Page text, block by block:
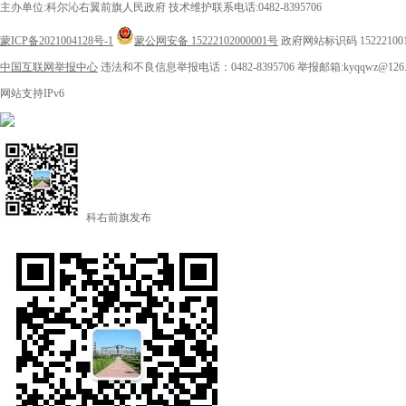
主办单位:科尔沁右翼前旗人民政府 技术维护联系电话:0482-8395706
蒙ICP备2021004128号-1 蒙公网安备 15222102000001号 政府网站标识码
中国互联网举报中心 违法和不良信息举报电话：0482-8395706 举报邮箱
网站支持IPv6
科右前旗发布